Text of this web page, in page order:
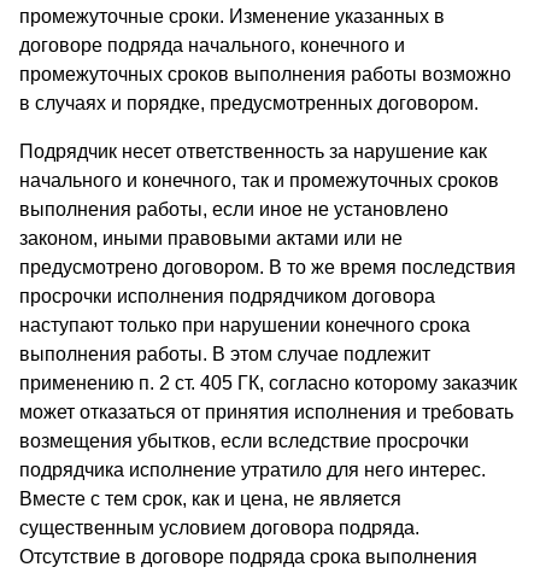
промежуточные сроки. Изменение указанных в
договоре подряда начального, конечного и
промежуточных сроков выполнения работы возможно
в случаях и порядке, предусмотренных договором.
Подрядчик несет ответственность за нарушение как
начального и конечного, так и промежуточных сроков
выполнения работы, если иное не установлено
законом, иными правовыми актами или не
предусмотрено договором. В то же время последствия
просрочки исполнения подрядчиком договора
наступают только при нарушении конечного срока
выполнения работы. В этом случае подлежит
применению п. 2 ст. 405 ГК, согласно которому заказчик
может отказаться от принятия исполнения и требовать
возмещения убытков, если вследствие просрочки
подрядчика исполнение утратило для него интерес.
Вместе с тем срок, как и цена, не является
существенным условием договора подряда.
Отсутствие в договоре подряда срока выполнения